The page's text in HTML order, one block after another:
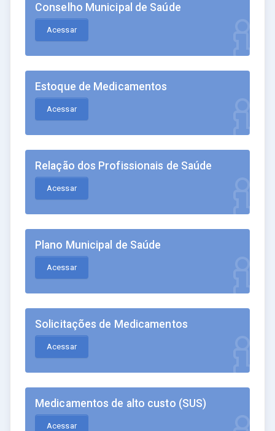
Conselho Municipal de Saúde
Acessar
Estoque de Medicamentos
Acessar
Relação dos Profissionais de Saúde
Acessar
Plano Municipal de Saúde
Acessar
Solicitações de Medicamentos
Acessar
Medicamentos de alto custo (SUS)
Acessar